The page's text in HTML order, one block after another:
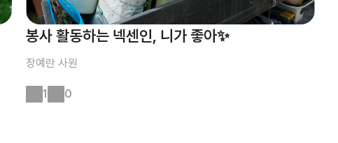
봉사 활동하는 넥센인, 니가 좋아✨
장예란 사원
1 0